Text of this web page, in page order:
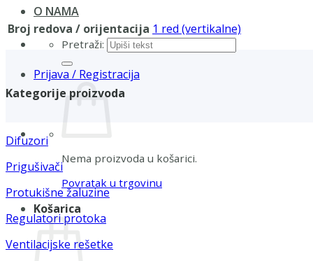
O NAMA
Pretraži:
Prijava / Registracija
Nema proizvoda u košarici.
Povratak u trgovinu
Košarica
Broj redova / orijentacija 1 red (vertikalne)
Kategorije proizvoda
Difuzori
Prigušivači
Protukišne žaluzine
Regulatori protoka
Ventilacijske rešetke